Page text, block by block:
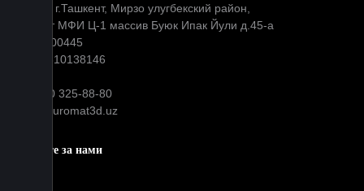
Адрес: г.Ташкент, Мирзо улугбекский район,
Окибат МФИ Ц-1 массив Буюк Ипак Йули д.45-а
МФО: 00445
ИНН: 310138146
+99890 325-88-80
info@euromat3d.uz
Следите за нами